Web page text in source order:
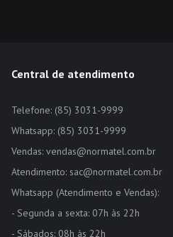
Central de atendimento
Telefone: (85) 3031-9999
Whatsapp: (85) 3031-9999
Vendas: vendas@normatel.com.br
Atendimento: sac@normatel.com.br
Whatsapp (Atendimento e Vendas):
- Segunda a sexta: 07h às 22h
- Sábados: 08h às 22h